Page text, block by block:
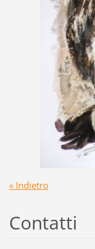
« Indietro
Contatti